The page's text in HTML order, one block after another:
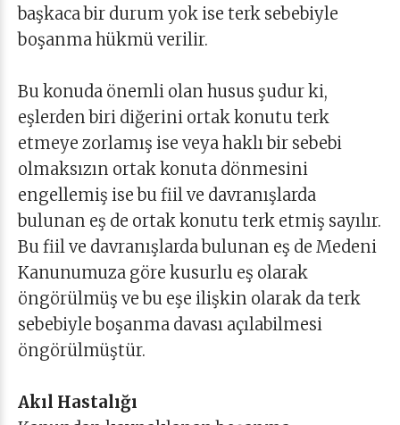
başkaca bir durum yok ise terk sebebiyle
boşanma hükmü verilir.
Bu konuda önemli olan husus şudur ki,
eşlerden biri diğerini ortak konutu terk
etmeye zorlamış ise veya haklı bir sebebi
olmaksızın ortak konuta dönmesini
engellemiş ise bu fiil ve davranışlarda
bulunan eş de ortak konutu terk etmiş sayılır.
Bu fiil ve davranışlarda bulunan eş de Medeni
Kanunumuza göre kusurlu eş olarak
öngörülmüş ve bu eşe ilişkin olarak da terk
sebebiyle boşanma davası açılabilmesi
öngörülmüştür.
Akıl Hastalığı